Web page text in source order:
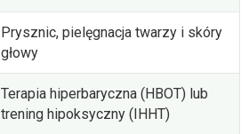
Prysznic, pielęgnacja twarzy i skóry
głowy
Terapia hiperbaryczna (HBOT) lub
trening hipoksyczny (IHHT)